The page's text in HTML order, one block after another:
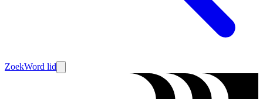
ZoekWord lid